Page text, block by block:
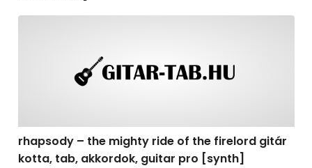
rhapsody – the mighty ride of the firelord gitár
kotta, tab, akkordok, guitar pro [synth]